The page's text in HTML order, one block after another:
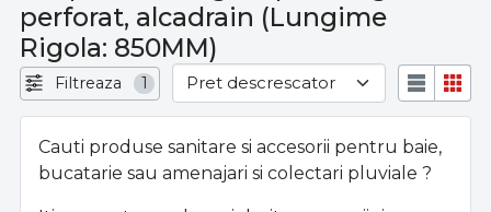
perforat, alcadrain (Lungime
Rigola: 850MM)
Filtreaza 1
Cauti produse sanitare si accesorii pentru baie,
bucatarie sau amenajari si colectari pluviale ?